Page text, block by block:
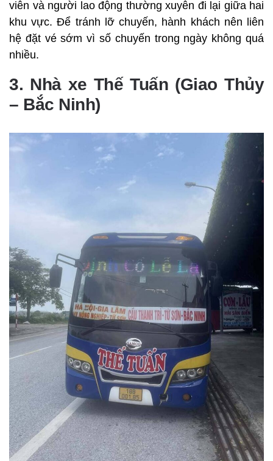
viên và người lao động thường xuyên đi lại giữa hai
khu vực. Để tránh lỡ chuyến, hành khách nên liên
hệ đặt vé sớm vì số chuyến trong ngày không quá
nhiều.
3. Nhà xe Thế Tuấn (Giao Thủy
– Bắc Ninh)